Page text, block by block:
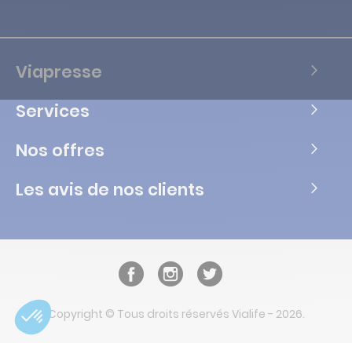
Viapresse
Services
Nos offres
Les avis de nos clients
Copyright © Tous droits réservés Vialife - 2026.